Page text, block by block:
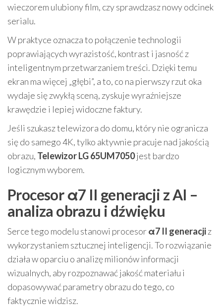
wieczorem ulubiony film, czy sprawdzasz nowy odcinek
serialu.
W praktyce oznacza to połączenie technologii
poprawiających wyrazistość, kontrast i jasność z
inteligentnym przetwarzaniem treści. Dzięki temu
ekran ma więcej „głębi”, a to, co na pierwszy rzut oka
wydaje się zwykłą sceną, zyskuje wyraźniejsze
krawędzie i lepiej widoczne faktury.
Jeśli szukasz telewizora do domu, który nie ogranicza
się do samego 4K, tylko aktywnie pracuje nad jakością
obrazu, Telewizor LG 65UM7050jest bardzo
logicznym wyborem.
Procesor α7 II generacji z AI –
analiza obrazu i dźwięku
Serce tego modelu stanowi procesorα7 II generacjiz
wykorzystaniem sztucznej inteligencji. To rozwiązanie
działa w oparciu o analizę milionów informacji
wizualnych, aby rozpoznawać jakość materiału i
dopasowywać parametry obrazu do tego, co
faktycznie widzisz.